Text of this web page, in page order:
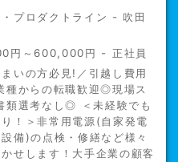
プロダクトライン - 吹田
円～600,000円 - 正社員
いの方必見!／引越し費用
種からの転職歓迎◎現場ス
類選考なし◎ ＜未経験でも
！＞非常用電源(自家発電
備)の点検・修繕など様々
せします！大手企業の顧客